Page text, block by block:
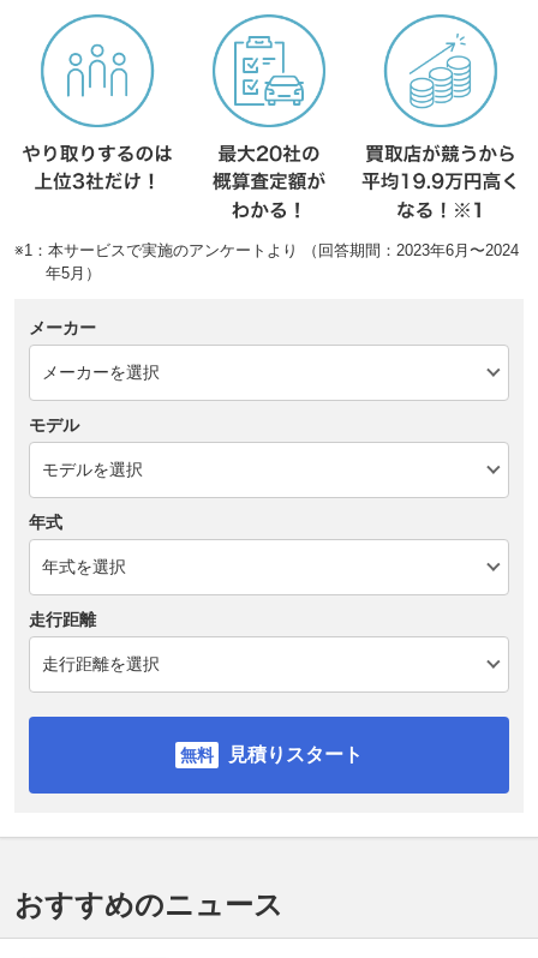
※1：本サービスで実施のアンケートより （回答期間：2023年6月〜2024
年5月）
メーカー
モデル
年式
走行距離
見積りスタート
おすすめのニュース